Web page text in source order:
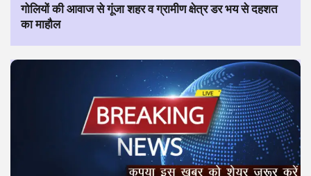
गोलियों की आवाज से गूंजा शहर व ग्रामीण क्षेत्र डर भय से दहशत
का माहौल